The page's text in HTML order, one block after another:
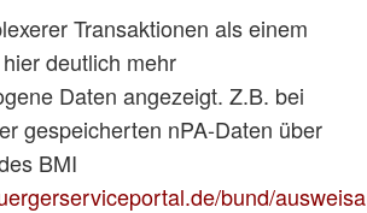
Transaktionen als einem
deutlich mehr
Daten angezeigt. Z.B. bei
gespeicherten nPA-Daten über
BMI
bund/